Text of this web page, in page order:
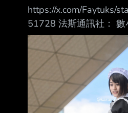
https://x.com/Faytuks/
51728 法斯通訊社： 數
營」的媒體聲稱，伊朗
茲海峽的計畫。 根據該
領海進入波斯灣，並經
朗核談判團隊的消息人
「目前並沒有任何關於
協議，相關新聞報導均